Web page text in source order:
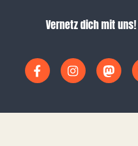
Vernetz dich mit uns!